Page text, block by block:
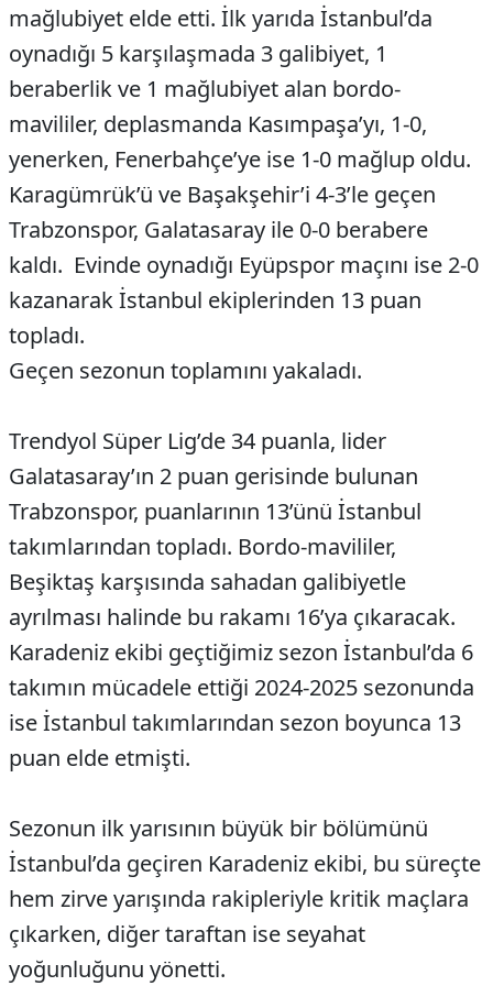
mağlubiyet elde etti. İlk yarıda İstanbul’da
oynadığı 5 karşılaşmada 3 galibiyet, 1
beraberlik ve 1 mağlubiyet alan bordo-
mavililer, deplasmanda Kasımpaşa’yı, 1-0,
yenerken, Fenerbahçe’ye ise 1-0 mağlup oldu.
Karagümrük’ü ve Başakşehir’i 4-3’le geçen
Trabzonspor, Galatasaray ile 0-0 berabere
kaldı. Evinde oynadığı Eyüpspor maçını ise 2-0
kazanarak İstanbul ekiplerinden 13 puan
topladı.
Geçen sezonun toplamını yakaladı.
Trendyol Süper Lig’de 34 puanla, lider
Galatasaray’ın 2 puan gerisinde bulunan
Trabzonspor, puanlarının 13’ünü İstanbul
takımlarından topladı. Bordo-mavililer,
Beşiktaş karşısında sahadan galibiyetle
ayrılması halinde bu rakamı 16’ya çıkaracak.
Karadeniz ekibi geçtiğimiz sezon İstanbul’da 6
takımın mücadele ettiği 2024-2025 sezonunda
ise İstanbul takımlarından sezon boyunca 13
puan elde etmişti.
Sezonun ilk yarısının büyük bir bölümünü
İstanbul’da geçiren Karadeniz ekibi, bu süreçte
hem zirve yarışında rakipleriyle kritik maçlara
çıkarken, diğer taraftan ise seyahat
yoğunluğunu yönetti.